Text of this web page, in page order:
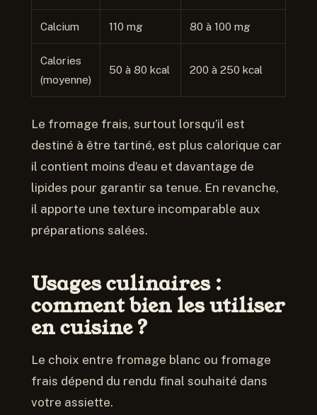
Calcium 110 mg 80 à 100 mg
Calories
(moyenne)
50 à 80 kcal 200 à 250 kcal
Le fromage frais, surtout lorsqu’il est
destiné à être tartiné, est plus calorique car
il contient moins d’eau et davantage de
lipides pour garantir sa tenue. En revanche,
il apporte une texture incomparable aux
préparations salées.
Usages culinaires :
comment bien les utiliser
en cuisine ?
Le choix entre fromage blanc ou fromage
frais dépend du rendu final souhaité dans
votre assiette.